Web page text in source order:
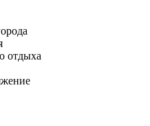
отдыха